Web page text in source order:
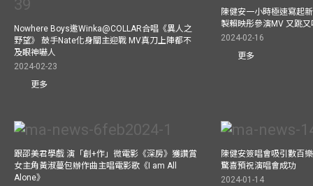
Nowhere Boys邀Winka@COLLAR合唱《異人之
野望》 鼓手Nate化身關主迎戰 MV真刀上陣都不
及眼神嚇人
2024-02-23
更多
陳健安一小時極速寫起
製賴映彤參演MV 又跳
2024-02-16
更多
跟邵美君學戲 演「創+作」微電影《深房》獲讚賞
女主角黃淑蔓包辦作曲主唱電影歌《I am All
Alone》
陳健安簽唱會吸引數百
驚喜預祝演唱會成功
2024-01-14